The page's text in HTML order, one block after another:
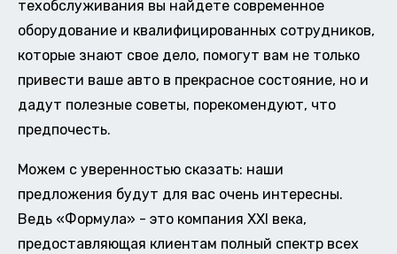
техобслуживания вы найдете современное
оборудование и квалифицированных сотрудников,
которые знают свое дело, помогут вам не только
привести ваше авто в прекрасное состояние, но и
дадут полезные советы, порекомендуют, что
предпочесть.
Можем с уверенностью сказать: наши
предложения будут для вас очень интересны.
Ведь «Формула» - это компания XXI века,
предоставляющая клиентам полный спектр всех